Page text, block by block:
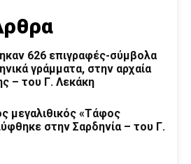
626 επιγραφές-σύμβολα
γράμματα, στην αρχαία
– του Γ. Λεκάκη
μεγαλιθικός «Τάφος
στην Σαρδηνία – του Γ.